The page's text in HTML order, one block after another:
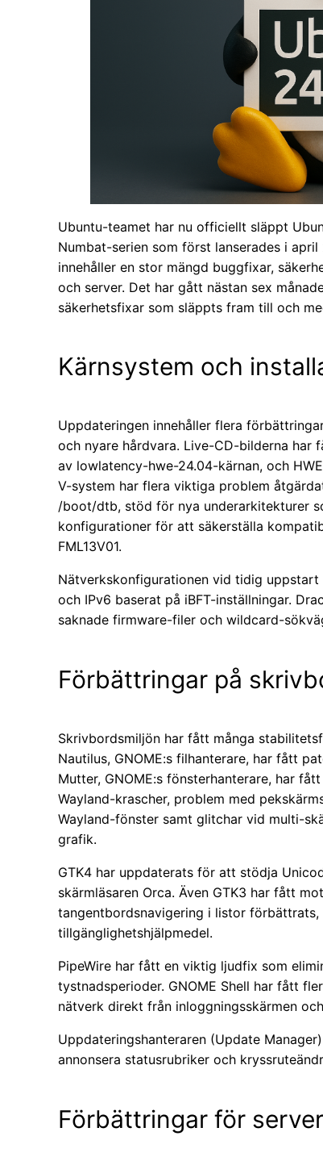
Ubuntu-teamet har nu officiellt släppt
Numbat-serien som först lanserades i
innehåller en stor mängd buggfixar,
och server. Det har gått nästan sex
säkerhetsfixar som släppts fram till och
Kärnsystem och
Uppdateringen innehåller flera
och nyare hårdvara. Live-CD-bilderna har
av lowlatency-hwe-24.04-kärnan, och
V-system har flera viktiga problem
/boot/dtb, stöd för nya underarkitekturer
konfigurationer för att säkerställa
FML13V01.
Nätverkskonfigurationen vid tidig
och IPv6 baserat på iBFT-inställningar.
saknade firmware-filer och wildcard-
Förbättringar på
Skrivbordsmiljön har fått många
Nautilus, GNOME:s filhanterare, har fått
Mutter, GNOME:s fönsterhanterare, har
Wayland-krascher, problem med
Wayland-fönster samt glitchar vid multi-
grafik.
GTK4 har uppdaterats för att stödja
skärmläsaren Orca. Även GTK3 har fått
tangentbordsnavigering i listor
tillgänglighetshjälpmedel.
PipeWire har fått en viktig ljudfix som
tystnadsperioder. GNOME Shell har fått
nätverk direkt från inloggningsskärmen
Uppdateringshanteraren (Update
annonsera statusrubriker och
Förbättringar för